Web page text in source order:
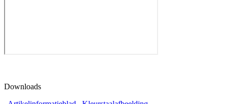
Downloads